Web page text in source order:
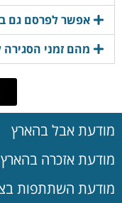
אפשר לפרסם גם
מהם זמני הסגירה
מודעת אבל בהארץ
מודעת אזכרה בהארץ
מודעת השתתפות